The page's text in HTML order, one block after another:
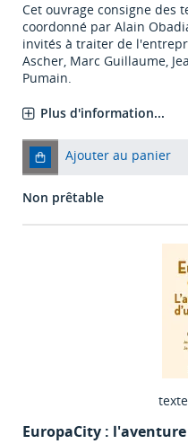
Cet ouvrage consigne des
coordonné par Alain
invités à traiter de
Ascher, Marc Guillaume,
Pumain.
Plus d'information...
Ajouter au panier
Non prêtable
EuropaCity :